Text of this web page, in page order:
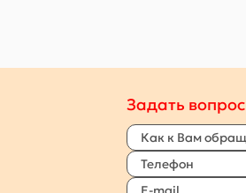
Задать вопрос